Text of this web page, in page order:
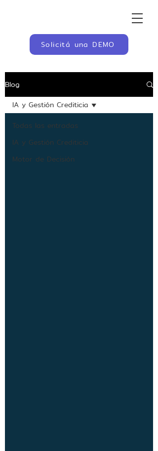
Solicitá una DEMO
Blog
Todas las entradas
IA y Gestión Crediticia
Motor de Decisión
IA y Gestión Crediticia